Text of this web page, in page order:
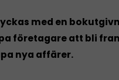
med en
företagare att bli
nya affärer.